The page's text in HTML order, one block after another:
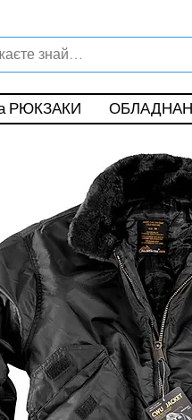
РЮКЗАКИ